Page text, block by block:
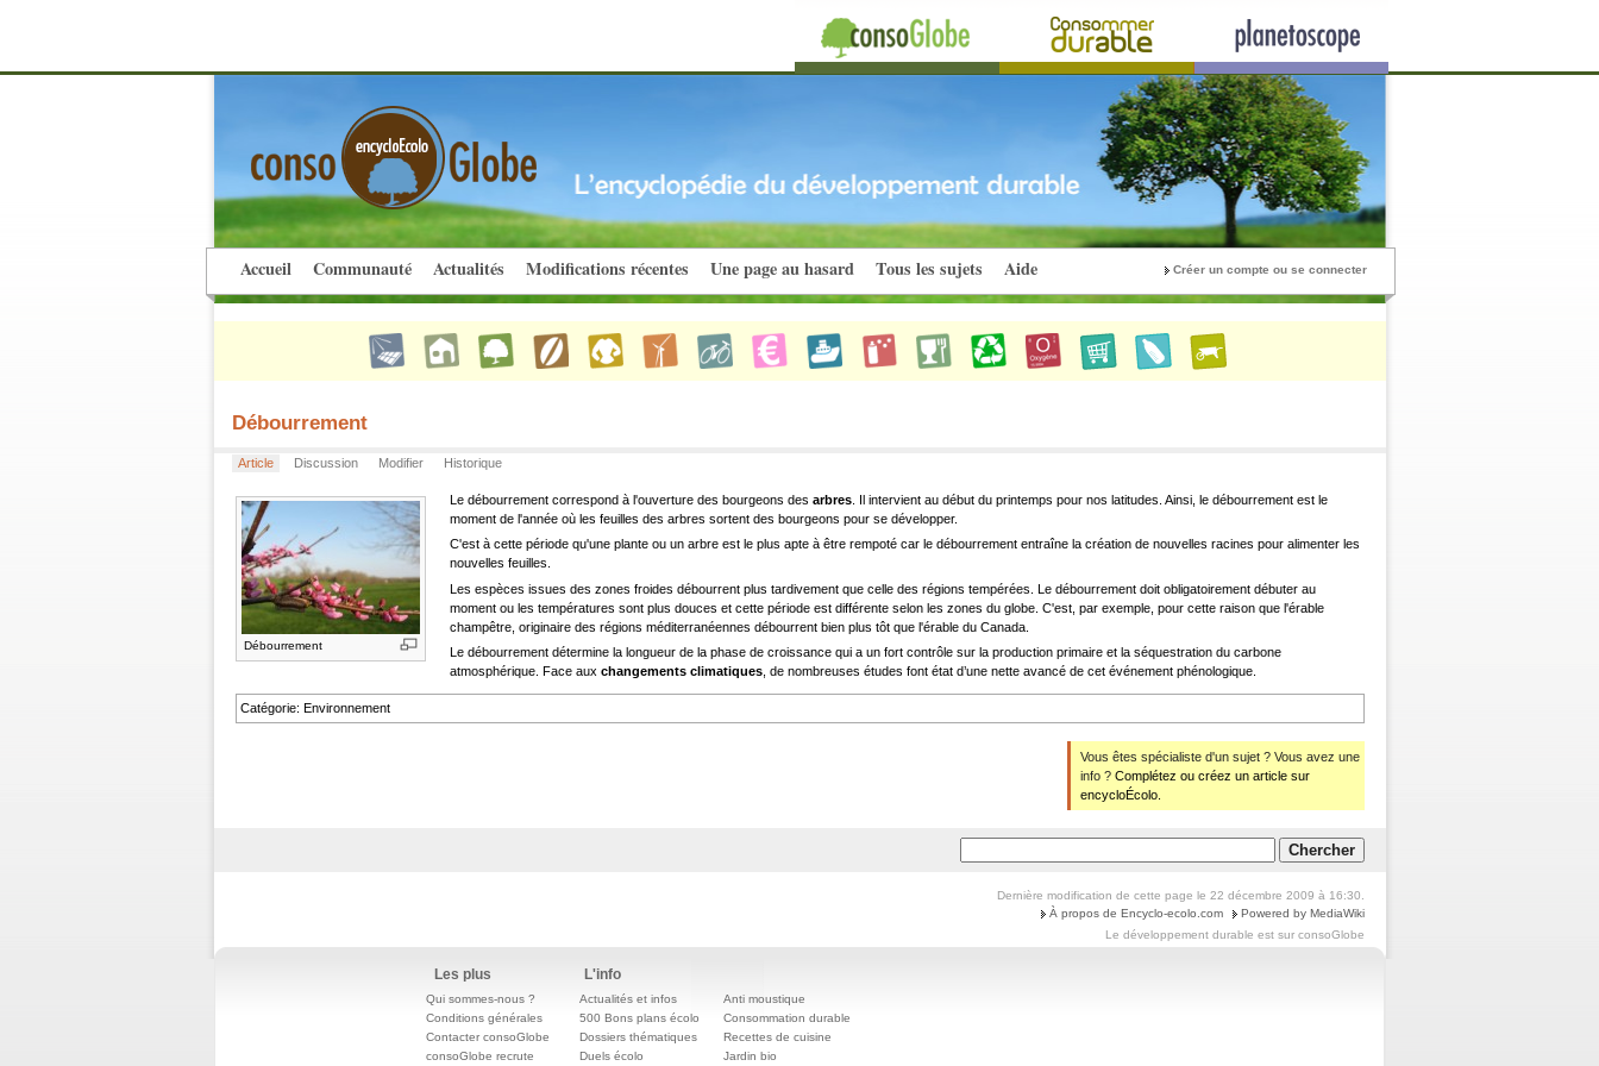
Accueil Communauté Actualités Modifications récentes Une page au hasard Tous les sujets Aide Créer un compte ou se connecter
Débourrement
Article Discussion Modifier Historique
Débourrement
Le débourrement correspond à l'ouverture des bourgeons desarbres . Il intervient au début du printemps pour nos latitudes. Ainsi, le débourrement est le
moment de l'année où les feuilles des arbres sortent des bourgeons pour se développer.
C'est à cette période qu'une plante ou un arbre est le plus apte à être rempoté car le débourrement entraîne la création de nouvelles racines pour alimenter les
nouvelles feuilles.
Les espèces issues des zones froides débourrent plus tardivement que celle des régions tempérées. Le débourrement doit obligatoirement débuter au
moment ou les températures sont plus douces et cette période est différente selon les zones du globe. C'est, par exemple, pour cette raison que l'érable
champêtre, originaire des régions méditerranéennes débourrent bien plus tôt que l'érable du Canada.
Le débourrement détermine la longueur de la phase de croissance qui a un fort contrôle sur la production primaire et la séquestration du carbone
atmosphérique. Face auxchangements climatiques , de nombreuses études font état d’une nette avancé de cet événement phénologique.
Catégorie: Environnement
Vous êtes spécialiste d'un sujet ? Vous avez une
info ? Complétez ou créez un article sur
encycloÉcolo.
Dernière modification de cette page le 22 décembre 2009 à 16:30.
À propos de Encyclo-ecolo.com
Powered by MediaWiki
Le développement durable est sur consoGlobe
Les plus
Qui sommes-nous ?
Conditions générales
Contacter consoGlobe
consoGlobe recrute
L'info
Actualités et infos
500 Bons plans écolo
Dossiers thématiques
Duels écolo
Anti moustique
Consommation durable
Recettes de cuisine
Jardin bio